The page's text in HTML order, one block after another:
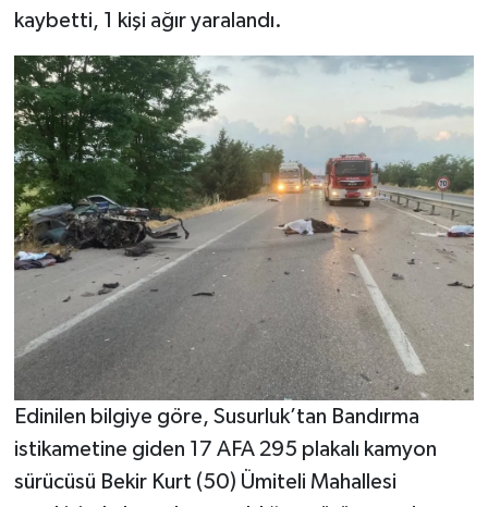
kaybetti, 1 kişi ağır yaralandı.
Edinilen bilgiye göre, Susurluk’tan Bandırma
istikametine giden 17 AFA 295 plakalı kamyon
sürücüsü Bekir Kurt (50) Ümiteli Mahallesi